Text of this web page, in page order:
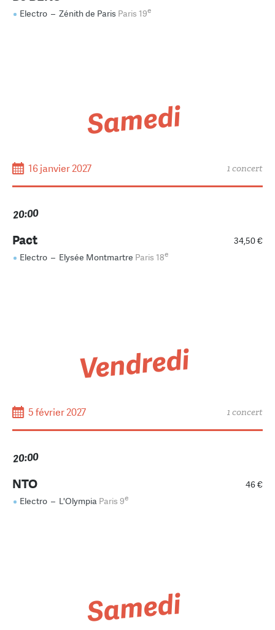
Electro – Zénith de Paris Paris 19e
Samedi
16 janvier 2027 1 concert
20:00
34,50 €
Pact
Electro – Elysée Montmartre Paris 18e
Vendredi
5 février 2027 1 concert
20:00
46 €
NTO
Electro – L'Olympia Paris 9e
Samedi